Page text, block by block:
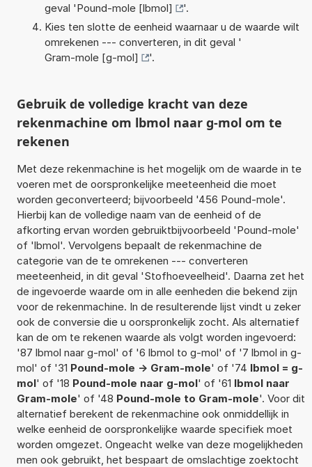
geval 'Pound-mole [lbmol]
'.
Kies ten slotte de eenheid waarnaar u de waarde wilt
omrekenen --- converteren, in dit geval '
Gram-mole [g-mol]
'.
Gebruik de volledige kracht van deze
rekenmachine om lbmol naar g-mol om te
rekenen
Met deze rekenmachine is het mogelijk om de waarde in te
voeren met de oorspronkelijke meeteenheid die moet
worden geconverteerd; bijvoorbeeld '456 Pound-mole'.
Hierbij kan de volledige naam van de eenheid of de
afkorting ervan worden gebruiktbijvoorbeeld 'Pound-mole'
of 'lbmol'. Vervolgens bepaalt de rekenmachine de
categorie van de te omrekenen --- converteren
meeteenheid, in dit geval 'Stofhoeveelheid'. Daarna zet het
de ingevoerde waarde om in alle eenheden die bekend zijn
voor de rekenmachine. In de resulterende lijst vindt u zeker
ook de conversie die u oorspronkelijk zocht. Als alternatief
kan de om te rekenen waarde als volgt worden ingevoerd:
'87 lbmol naar g-mol' of '6 lbmol to g-mol' of '7 lbmol in g-
mol' of '31 Pound-mole -> Gram-mole' of '74 lbmol = g-
mol' of '18 Pound-mole naar g-mol' of '61 lbmol naar
Gram-mole' of '48 Pound-mole to Gram-mole'. Voor dit
alternatief berekent de rekenmachine ook onmiddellijk in
welke eenheid de oorspronkelijke waarde specifiek moet
worden omgezet. Ongeacht welke van deze mogelijkheden
men ook gebruikt, het bespaart de omslachtige zoektocht